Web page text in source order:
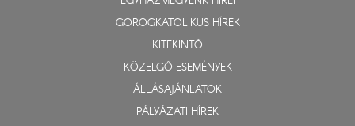
GÖRÖGKATOLIKUS HÍREK
KITEKINTŐ
KÖZELGŐ ESEMÉNYEK
ÁLLÁSAJÁNLATOK
PÁLYÁZATI HÍREK